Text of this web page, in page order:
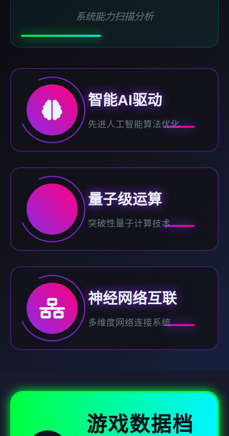
系统能力扫描分析
智能AI驱动
先进人工智能算法优化
量子级运算
突破性量子计算技术
神经网络互联
多维度网络连接系统
游戏数据档